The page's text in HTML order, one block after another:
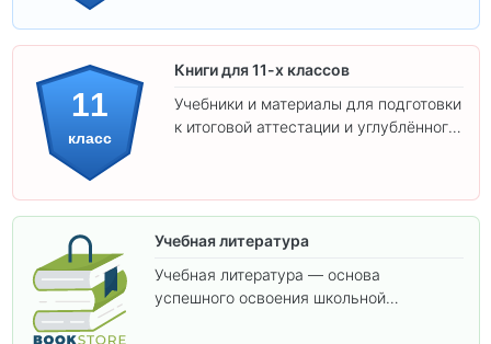
11
класс
Книги для 11-х классов
Учебники и материалы для подготовки
к итоговой аттестации и углублённого
Учебная литература
Учебная литература — основа
успешного освоения школьной